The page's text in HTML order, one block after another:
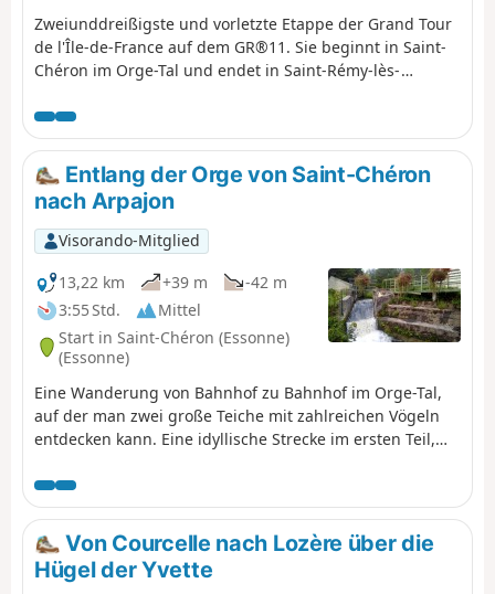
Zweiunddreißigste und vorletzte Etappe der Grand Tour
de l'Île-de-France auf dem GR®11. Sie beginnt in Saint-
Chéron im Orge-Tal und endet in Saint-Rémy-lès-
Departements Essonne über seine wichtigsten Täler
abgeschlossen ist. Nach einem westlich ausgerichteten
Start verläuft die Route in nördlicher Richtung durch die
Hurepoix-Hochebenen.
Entlang der Orge von Saint-Chéron
nach Arpajon
Visorando-Mitglied
13,22 km
+39 m
-42 m
3:55 Std.
Mittel
Start in Saint-Chéron (Essonne)
(Essonne)
Eine Wanderung von Bahnhof zu Bahnhof im Orge-Tal,
auf der man zwei große Teiche mit zahlreichen Vögeln
entdecken kann. Eine idyllische Strecke im ersten Teil,
anschließend zunimmt. Kulturerbe entlang der Strecke:
eine gut restaurierte alte Mühle, einige Kirchen, ein
kleiner Menhir, ein Waschhaus...
Von Courcelle nach Lozère über die
Hügel der Yvette